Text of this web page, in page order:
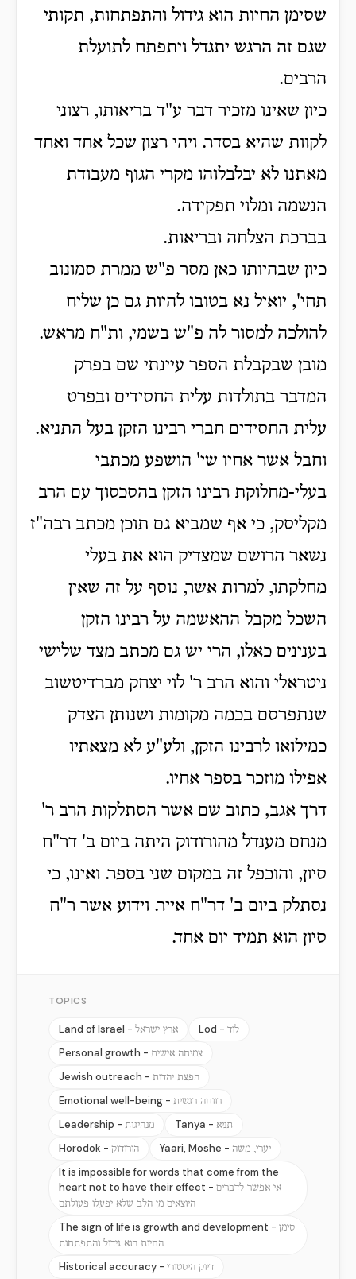
שסימן החיות הוא גידול והתפתחות, תקותי
שגם זה הרגש יתגדל ויתפתח לתועלת
הרבים.
כיון שאינו מזכיר דבר ע"ד בריאותו, רצוני
לקוות שהיא בסדר. ויהי רצון שכל אחד ואחד
מאתנו לא יבלבלוהו מקרי הגוף מעבודת
הנשמה ומלוי תפקידה.
בברכת הצלחה ובריאות.
כיון שבהיותו כאן מסר פ"ש ממרת סמונוב
תחי', יואיל נא בטובו להיות גם כן שליח
להולכה למסור לה פ"ש בשמי, ות"ח מראש.
מובן שבקבלת הספר עיינתי שם בפרק
המדבר בתולדות עלית החסידים ובפרט
עלית החסידים חברי רבינו הזקן בעל התניא.
וחבל אשר אחיו שי' הושפע מכתבי
בעלי-מחלוקת רבינו הזקן בהסכסוך עם הרב
מקליסק, כי אף שמביא גם תוכן מכתב רבה"ז
נשאר הרושם שמצדיק הוא את בעלי
מחלקתו, למרות אשר, נוסף על זה שאין
השכל מקבל ההאשמה על רבינו הזקן
בענינים כאלו, הרי יש גם מכתב מצד שלישי
ניטראלי והוא הרב ר' לוי יצחק מברדיטשוב
שנתפרסם בכמה מקומות ושנותן הצדק
כמילואו לרבינו הזקן, ולע"ע לא מצאתיו
אפילו מוזכר בספר אחיו.
דרך אגב, כתוב שם אשר הסתלקות הרב ר'
מנחם מענדל מהורודוק היתה ביום ב' דר"ח
סיון, והוכפל זה במקום שני בספר. ואינו, כי
נסתלק ביום ב' דר"ח אייר. וידוע אשר ר"ח
סיון הוא תמיד יום אחד.
TOPICS
Land of Israel - ארץ ישראל Lod - לוד
Personal growth - צמיחה אישית
Jewish outreach - הפצת יהדות
Emotional well-being - רווחה רגשית
Leadership - מנהיגות Tanya - תניא
Horodok - הורודוק Yaari, Moshe - יערי, משה
It is impossible for words that come from the
heart not to have their effect - אי אפשר לדברים
היוצאים מן הלב שלא יפעלו פעולתם
The sign of life is growth and development - סימן
החיות הוא גידול והתפתחות
Historical accuracy - דיוק היסטורי